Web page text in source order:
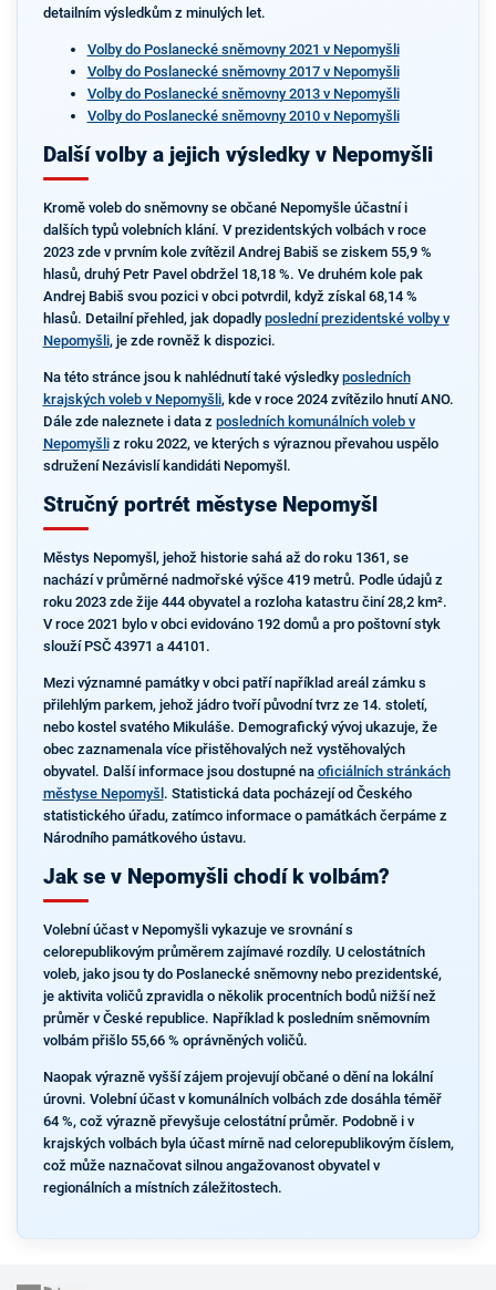
detailním výsledkům z minulých let.
Volby do Poslanecké sněmovny 2021 v Nepomyšli
Volby do Poslanecké sněmovny 2017 v Nepomyšli
Volby do Poslanecké sněmovny 2013 v Nepomyšli
Volby do Poslanecké sněmovny 2010 v Nepomyšli
Další volby a jejich výsledky v Nepomyšli
Kromě voleb do sněmovny se občané Nepomyšle účastní i
dalších typů volebních klání. V prezidentských volbách v roce
2023 zde v prvním kole zvítězil Andrej Babiš se ziskem 55,9 %
hlasů, druhý Petr Pavel obdržel 18,18 %. Ve druhém kole pak
Andrej Babiš svou pozici v obci potvrdil, když získal 68,14 %
hlasů. Detailní přehled, jak dopadly poslední prezidentské volby v
Nepomyšli, je zde rovněž k dispozici.
Na této stránce jsou k nahlédnutí také výsledky posledních
krajských voleb v Nepomyšli, kde v roce 2024 zvítězilo hnutí ANO.
Dále zde naleznete i data z posledních komunálních voleb v
Nepomyšliz roku 2022, ve kterých s výraznou převahou uspělo
sdružení Nezávislí kandidáti Nepomyšl.
Stručný portrét městyse Nepomyšl
Městys Nepomyšl, jehož historie sahá až do roku 1361, se
nachází v průměrné nadmořské výšce 419 metrů. Podle údajů z
roku 2023 zde žije 444 obyvatel a rozloha katastru činí 28,2 km².
V roce 2021 bylo v obci evidováno 192 domů a pro poštovní styk
slouží PSČ 43971 a 44101.
Mezi významné památky v obci patří například areál zámku s
přilehlým parkem, jehož jádro tvoří původní tvrz ze 14. století,
nebo kostel svatého Mikuláše. Demografický vývoj ukazuje, že
obec zaznamenala více přistěhovalých než vystěhovalých
obyvatel. Další informace jsou dostupné na oficiálních stránkách
městyse Nepomyšl . Statistická data pocházejí od Českého
statistického úřadu, zatímco informace o památkách čerpáme z
Národního památkového ústavu.
Jak se v Nepomyšli chodí k volbám?
Volební účast v Nepomyšli vykazuje ve srovnání s
celorepublikovým průměrem zajímavé rozdíly. U celostátních
voleb, jako jsou ty do Poslanecké sněmovny nebo prezidentské,
je aktivita voličů zpravidla o několik procentních bodů nižší než
průměr v České republice. Například k posledním sněmovním
volbám přišlo 55,66 % oprávněných voličů.
Naopak výrazně vyšší zájem projevují občané o dění na lokální
úrovni. Volební účast v komunálních volbách zde dosáhla téměř
64 %, což výrazně převyšuje celostátní průměr. Podobně i v
krajských volbách byla účast mírně nad celorepublikovým číslem,
což může naznačovat silnou angažovanost obyvatel v
regionálních a místních záležitostech.